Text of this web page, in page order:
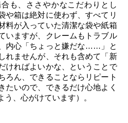
も、ささやかなこだわりとし
や箱は絶対に使わず、すべてリ
料が入っていた清潔な袋や紙箱
いますが、クレームもトラブル
内心「ちょっと嫌だな……」と
れませんが、それも含めて「新
ければよいかな、ということで
ろん、できることならリピート
たいので、できるだけ心地よく
、心がけています）。